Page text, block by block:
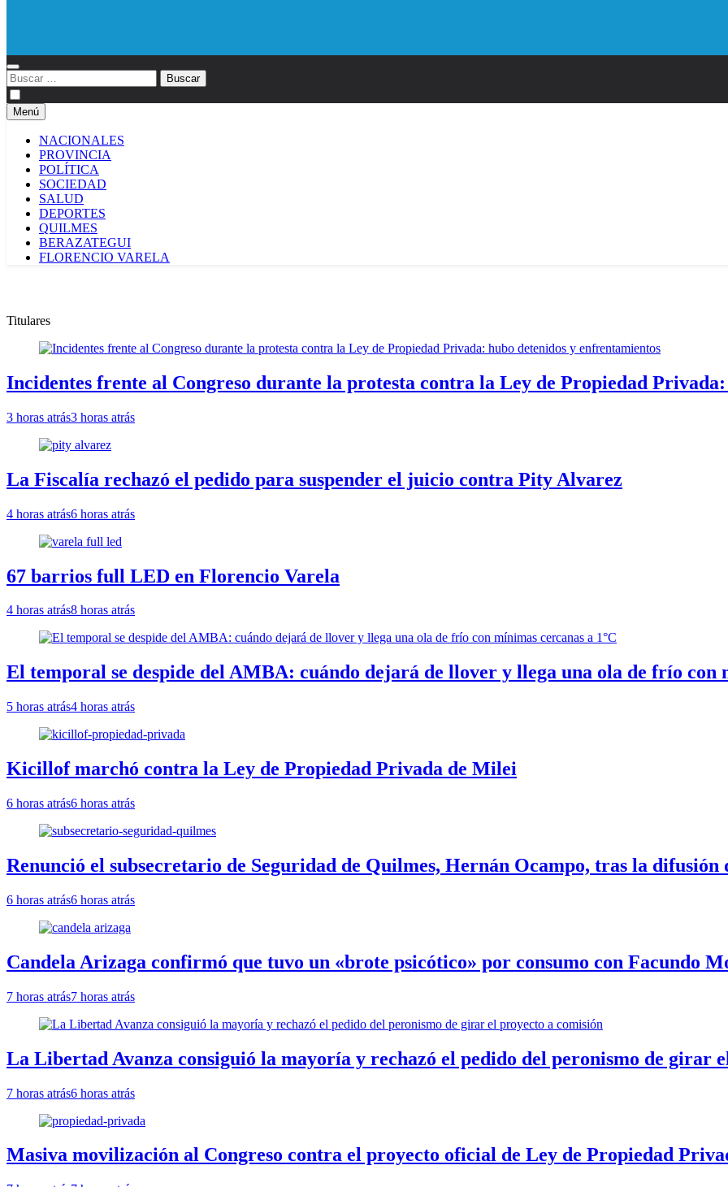
Buscar:
Menú
NACIONALES
PROVINCIA
POLÍTICA
SOCIEDAD
SALUD
DEPORTES
QUILMES
BERAZATEGUI
FLORENCIO VARELA
Titulares
Incidentes frente al Congreso durante la protesta contra la Ley de Propiedad
3 horas atrás3 horas atrás
La Fiscalía rechazó el pedido para suspender el juicio contra Pity Alvarez
4 horas atrás6 horas atrás
67 barrios full LED en Florencio Varela
4 horas atrás8 horas atrás
El temporal se despide del AMBA: cuándo dejará de llover y llega una ola de frío con
5 horas atrás4 horas atrás
Kicillof marchó contra la Ley de Propiedad Privada de Milei
6 horas atrás6 horas atrás
Renunció el subsecretario de Seguridad de Quilmes, Hernán Ocampo, tras la difusión
6 horas atrás6 horas atrás
Candela Arizaga confirmó que tuvo un «brote psicótico» por consumo con Facundo
7 horas atrás7 horas atrás
La Libertad Avanza consiguió la mayoría y rechazó el pedido del peronismo de girar
7 horas atrás6 horas atrás
Masiva movilización al Congreso contra el proyecto oficial de Ley de Propiedad